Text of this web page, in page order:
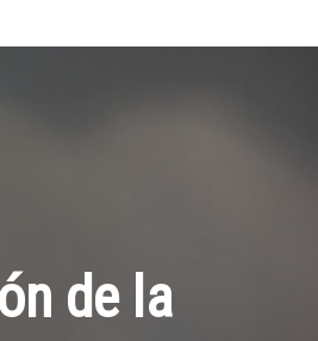
de la